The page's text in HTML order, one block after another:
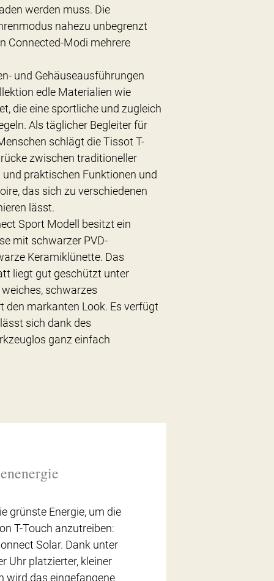
werden muss. Die
nahezu unbegrenzt
Connected-Modi mehrere
und Gehäuseausführungen
edle Materialien wie
die eine sportliche und zugleich
Als täglicher Begleiter für
schlägt die Tissot T-
zwischen traditioneller
praktischen Funktionen und
das sich zu verschiedenen
lässt.
Sport Modell besitzt ein
mit schwarzer PVD-
Keramiklünette. Das
liegt gut geschützt unter
schwarzes
markanten Look. Es verfügt
sich dank des
ganz einfach
grünste Energie, um die
T-Touch anzutreiben:
Solar. Dank unter
Uhr platzierter, kleiner
wird das eingefangene